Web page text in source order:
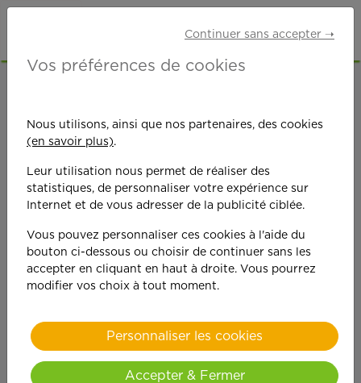
On est toujours plus
performant
quand on y met du
cœur !
Continuer sans accepter ➝
Vos préférences de cookies
Nous utilisons, ainsi que nos partenaires, des cookies
(en savoir plus).
Leur utilisation nous permet de réaliser des
statistiques, de personnaliser votre expérience sur
Internet et de vous adresser de la publicité ciblée.
Vous pouvez personnaliser ces cookies à l'aide du
bouton ci-dessous ou choisir de continuer sans les
accepter en cliquant en haut à droite. Vous pourrez
modifier vos choix à tout moment.
Personnaliser les cookies
Accepter & Fermer